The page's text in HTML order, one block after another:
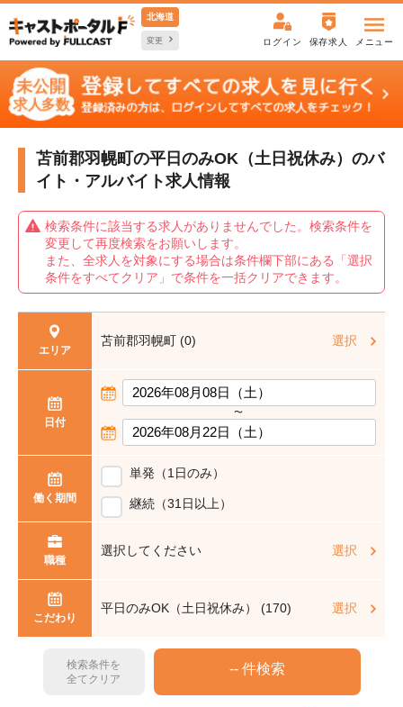
北海道
変更 ログイン 保存求人 メニュー
苫前郡羽幌町の平日のみOK（土日祝休み）のバ
イト・アルバイト求人情報
検索条件に該当する求人がありませんでした。検索条件を
変更して再度検索をお願いします。
また、全求人を対象にする場合は条件欄下部にある「選択
条件をすべてクリア」で条件を一括クリアできます。
エリア
苫前郡羽幌町 (0) 選択
日付
〜
働く期間
単発（1日のみ）
継続（31日以上）
職種
選択してください 選択
こだわり
平日のみOK（土日祝休み） (170) 選択
検索条件を
全てクリア